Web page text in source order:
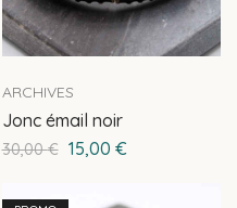
ARCHIVES
Jonc émail noir
30,00€ 15,00 €